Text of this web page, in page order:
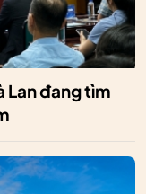
Lan đang tìm